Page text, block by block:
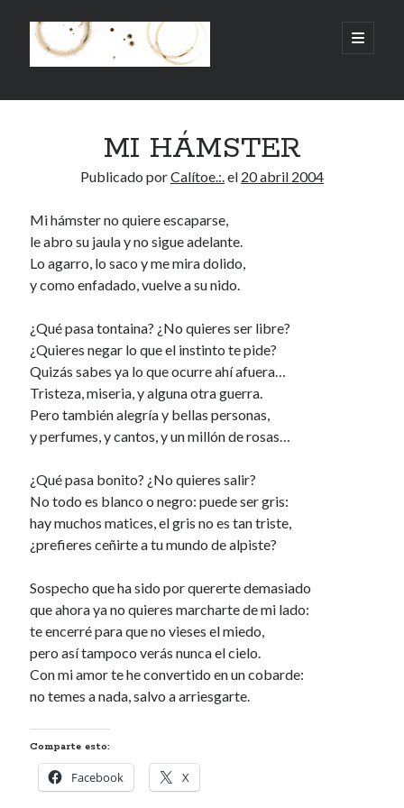
.:.Calito(h)eces.:.
abrir
menú
Barra
Mandi te lo pide
No compres, adopta
Tienen algo que decir:
en
MI HÁMSTER
MI HÁMSTER
Calítoe.:.
María Gripe
Danielaen
Enemigos íntimos
COMPLEJO DE POLLYANNA
No-tan-fácil
MI HÁMSTER
Publicado porCalítoe.:.el 20 abril 2004
Mi hámster no quiere escaparse,
le abro su jaula y no sigue adelante.
Lo agarro, lo saco y me mira dolido,
y como enfadado, vuelve a su nido.
¿Qué pasa tontaina? ¿No quieres ser libre?
¿Quieres negar lo que el instinto te pide?
Quizás sabes ya lo que ocurre ahí afuera…
Tristeza, miseria, y alguna otra guerra.
Pero también alegría y bellas personas,
y perfumes, y cantos, y un millón de rosas…
¿Qué pasa bonito? ¿No quieres salir?
No todo es blanco o negro: puede ser gris:
hay muchos matices, el gris no es tan triste,
¿prefieres ceñirte a tu mundo de alpiste?
Sospecho que ha sido por quererte demasiado
que ahora ya no quieres marcharte de mi lado:
te encerré para que no vieses el miedo,
pero así tampoco verás nunca el cielo.
Con mi amor te he convertido en un cobarde:
no temes a nada, salvo a arriesgarte.
Comparte esto:
Facebook X